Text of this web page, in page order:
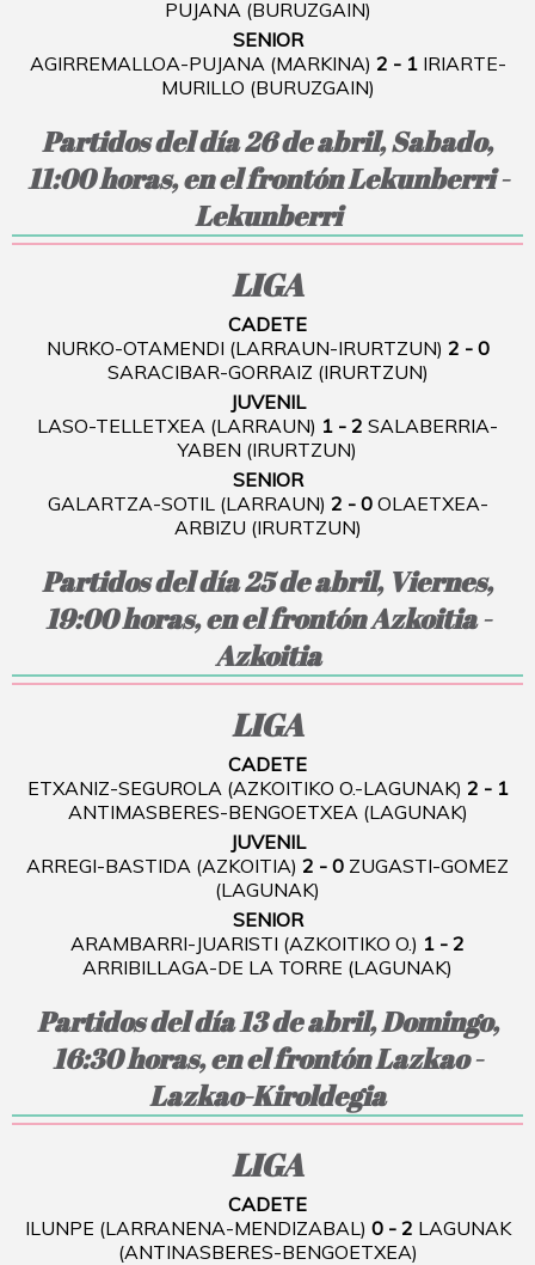
PUJANA (BURUZGAIN)
SENIOR
AGIRREMALLOA-PUJANA (MARKINA) 2 - 1IRIARTE-
MURILLO (BURUZGAIN)
Partidos del día 26 de abril, Sabado,
11:00 horas, en el frontón Lekunberri -
Lekunberri
LIGA
CADETE
NURKO-OTAMENDI (LARRAUN-IRURTZUN) 2 - 0
SARACIBAR-GORRAIZ (IRURTZUN)
JUVENIL
LASO-TELLETXEA (LARRAUN) 1 - 2 SALABERRIA-
YABEN (IRURTZUN)
SENIOR
GALARTZA-SOTIL (LARRAUN) 2 - 0OLAETXEA-
ARBIZU (IRURTZUN)
Partidos del día 25 de abril, Viernes,
19:00 horas, en el frontón Azkoitia -
Azkoitia
LIGA
CADETE
ETXANIZ-SEGUROLA (AZKOITIKO O.-LAGUNAK) 2 - 1
ANTIMASBERES-BENGOETXEA (LAGUNAK)
JUVENIL
ARREGI-BASTIDA (AZKOITIA) 2 - 0 ZUGASTI-GOMEZ
(LAGUNAK)
SENIOR
ARAMBARRI-JUARISTI (AZKOITIKO O.) 1 - 2
ARRIBILLAGA-DE LA TORRE (LAGUNAK)
Partidos del día 13 de abril, Domingo,
16:30 horas, en el frontón Lazkao -
Lazkao-Kiroldegia
LIGA
CADETE
ILUNPE (LARRANENA-MENDIZABAL) 0 - 2 LAGUNAK
(ANTINASBERES-BENGOETXEA)